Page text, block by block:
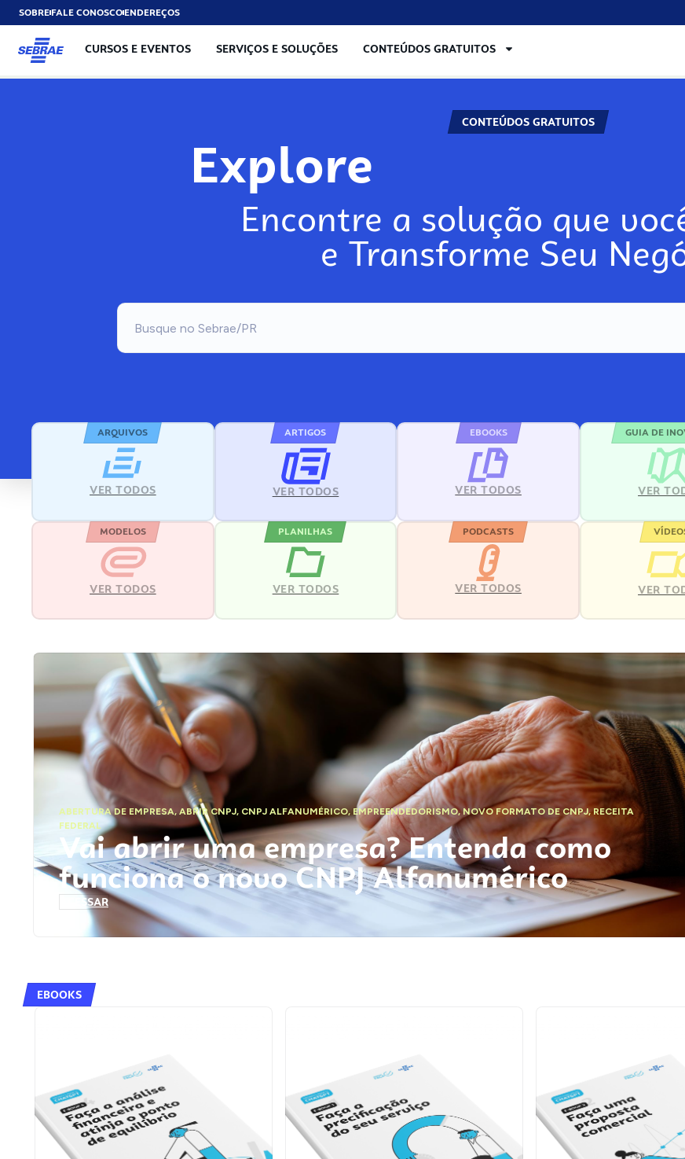
SOBREFALE CONOSCOENDEREÇOS
CURSOS E EVENTOS SERVIÇOS E SOLUÇÕES CONTEÚDOS GRATUITOS
CONTEÚDOS GRATUITOS
Explore
Encontre a solução que
e Transforme Seu
ARQUIVOS
VER TODOS
ARTIGOS
VER TODOS
EBOOKS
VER TODOS
GUIA DE
VER
MODELOS
VER TODOS
PLANILHAS
VER TODOS
PODCASTS
VER TODOS VER
ABERTURA DE EMPRESA,ABRIR CNPJ, CNPJ ALFANUMÉRICO, EMPREENDEDORISMO,NOVO FORMATO DE CNPJ,RECEITA
FEDERAL
Vai abrir uma empresa? Entenda como
funciona o novo CNPJ Alfanumérico
ACESSAR
EBOOKS